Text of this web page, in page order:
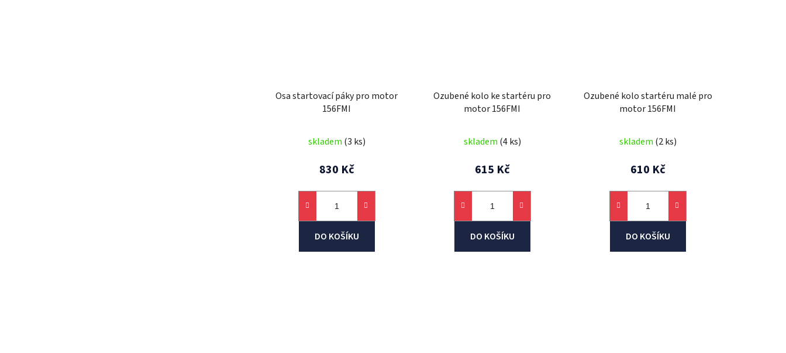
Osa startovací páky pro motor
156FMI
skladem (3 ks)
830 Kč
DO KOŠÍKU
Ozubené kolo ke startéru pro
motor 156FMI
skladem (4 ks)
615 Kč
DO KOŠÍKU
Ozubené kolo startéru malé pro
motor 156FMI
skladem (2 ks)
610 Kč
DO KOŠÍKU